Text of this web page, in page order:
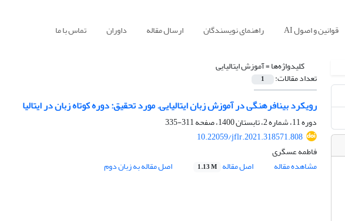
قوانین و اصول AI راهنمای نویسندگان ارسال مقاله داوران تماس با ما
کلیدواژه‌ها =آموزش ایتالیایی
تعداد مقالات: 1
رویکرد بینافرهنگی در آموزش زبان ایتالیایی. مورد تحقیق: دوره کوتاه زبان در ایتالیا
دوره 11، شماره 2، تابستان 1400، صفحه
311-335
10.22059/jflr.2021.318571.808
فاطمه عسگری
مشاهده مقاله
اصل مقاله 1.13 M اصل مقاله به زبان دوم